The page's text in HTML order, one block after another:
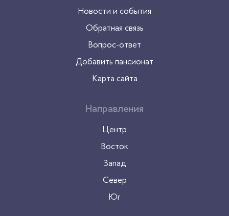
Новости и события
Обратная связь
Вопрос-ответ
Добавить пансионат
Карта сайта
Направления
Центр
Восток
Запад
Север
Юг